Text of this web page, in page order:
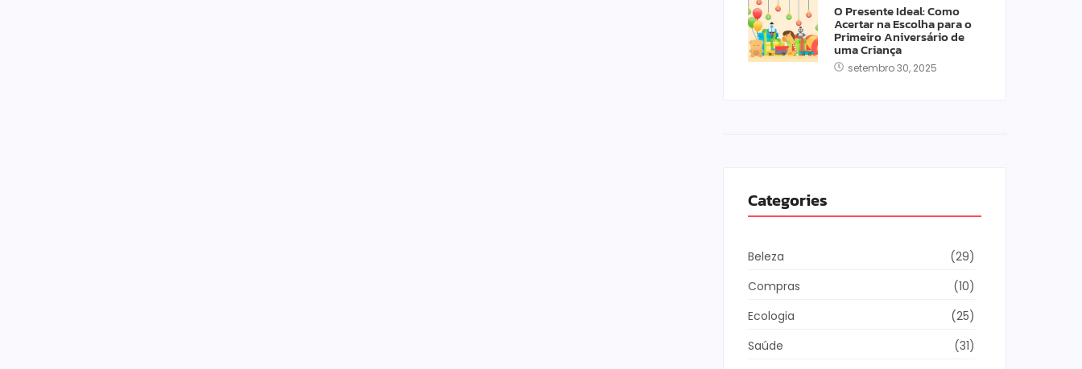
O Presente Ideal: Como
Acertar na Escolha para o
Primeiro Aniversário de
uma Criança
setembro 30, 2025
Categories
Beleza
(29)
Compras
(10)
Ecologia
(25)
Saúde
(31)